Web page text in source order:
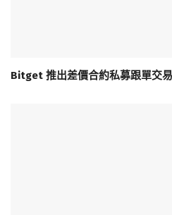
Bitget 推出差價合約私募跟單交